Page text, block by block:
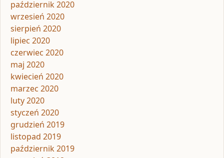
październik 2020
wrzesień 2020
sierpień 2020
lipiec 2020
czerwiec 2020
maj 2020
kwiecień 2020
marzec 2020
luty 2020
styczeń 2020
grudzień 2019
listopad 2019
październik 2019